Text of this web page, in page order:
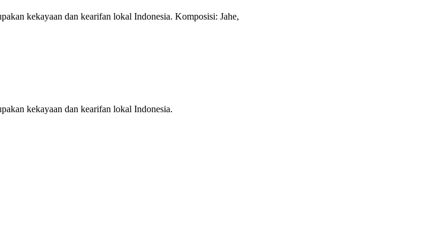
kekayaan dan kearifan lokal Indonesia. Komposisi: Jahe,
kekayaan dan kearifan lokal Indonesia.